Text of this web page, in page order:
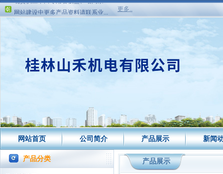
网站建设中更多产品资料请联系业...
现货供应日本横浜接头HTW10-08高...
现货供应日本横浜LAR1005-08B接...
现货供应日本横浜LAR1005-06B接...
现货供应丰田专用看板盒、增高条...
网站建设中更多产品资料请联系业...
更多..
网站首页 公司简介 产品展示 新闻
产品分类 产品展示